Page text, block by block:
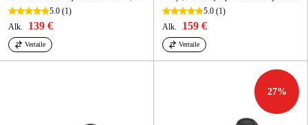
5.0 (1)
Alk.
139 €
Vertaile
5.0 (1)
Alk.
159 €
Vertaile
27%